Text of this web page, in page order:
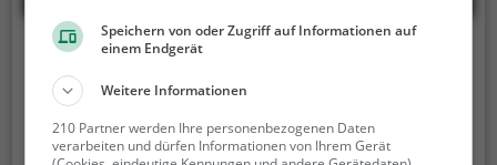
Rosina's Lounge
Hauptplatz 25, 9853 Gmünd in Kärnten
In Gmünd in Kärnten lädt die Rosina's Lounge dazu
Speichern von oder Zugriff auf Informationen auf
einem Endgerät
Weitere Informationen
210 Partner werden Ihre personenbezogenen Daten
verarbeiten und dürfen Informationen von Ihrem Gerät